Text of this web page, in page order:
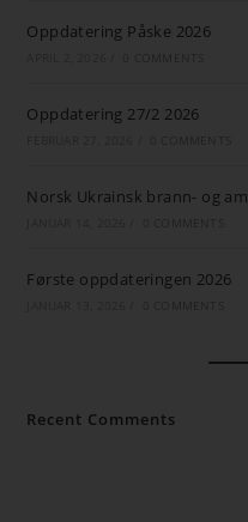
Oppdatering Påske 2026
Oppdatering 27/2 2026
Norsk Ukrainsk brann- og
Første oppdateringen 2026
Recent Comments